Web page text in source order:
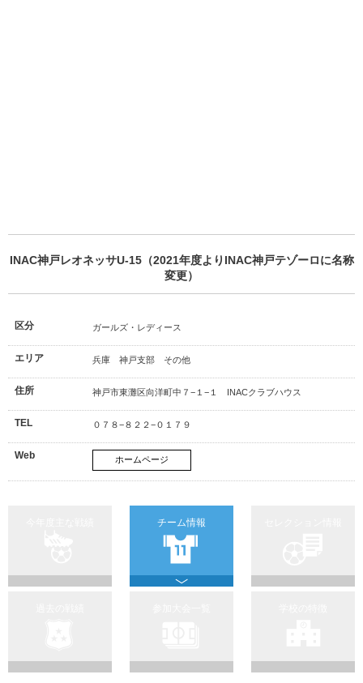
INAC神戸レオネッサU-15（2021年度よりINAC神戸テゾーロに名称
変更）
区分 ガールズ・レディース
エリア 兵庫 神戸支部 その他
住所 神戸市東灘区向洋町中７−１−１ INACクラブハウス
TEL ０７８−８２２−０１７９
Web ホームページ
チーム情報